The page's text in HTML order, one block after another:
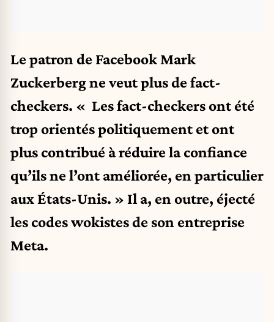
Le patron de Facebook Mark
Zuckerberg ne veut plus de fact-
checkers. « Les fact-checkers ont été
trop orientés politiquement et ont
plus contribué à réduire la confiance
qu’ils ne l’ont améliorée, en particulier
aux États-Unis. » Il a, en outre, éjecté
les codes wokistes de son entreprise
Meta.